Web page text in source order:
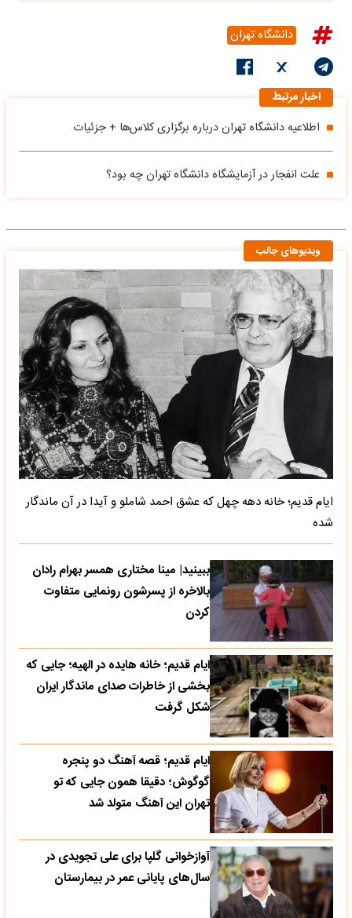
دانشگاه تهران
اخبار مرتبط
اطلاعیه دانشگاه تهران درباره برگزاری کلاس‌ها + جزئیات
علت انفجار در آزمایشگاه دانشگاه تهران چه بود؟
ویدیوهای جالب
ایام قدیم؛ خانه دهه چهل که عشق احمد شاملو و آیدا در آن ماندگار
شده
ببینید| مینا مختاری همسر بهرام رادان
بالاخره از پسرشون رونمایی متفاوت
کردن
ایام قدیم؛ خانه هایده در الهیه؛ جایی که
بخشی از خاطرات صدای ماندگار ایران
شکل گرفت
ایام قدیم؛ قصه آهنگ دو پنجره
گوگوش؛ دقیقا همون جایی که تو
تهران این آهنگ متولد شد
آوازخوانی گلپا برای علی تجویدی در
سال‌های پایانی عمر در بیمارستان